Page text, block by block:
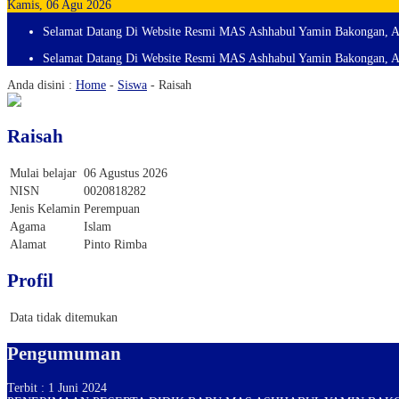
Kamis, 06 Agu 2026
Selamat Datang Di Website Resmi MAS Ashhabul Yamin Bakongan,
Selamat Datang Di Website Resmi MAS Ashhabul Yamin Bakongan,
Anda disini : Home - Siswa - Raisah
Raisah
Mulai belajar 06 Agustus 2026
NISN
0020818282
Jenis Kelamin Perempuan
Agama
Islam
Alamat
Pinto Rimba
Profil
Data tidak ditemukan
Pengumuman
Terbit : 1 Juni 2024